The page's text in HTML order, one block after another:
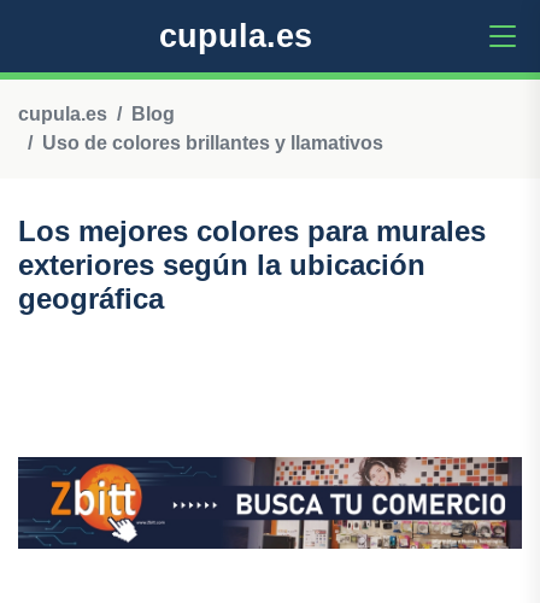
cupula.es
cupula.es
Blog
Uso de colores brillantes y llamativos
Los mejores colores para murales
exteriores según la ubicación
geográfica